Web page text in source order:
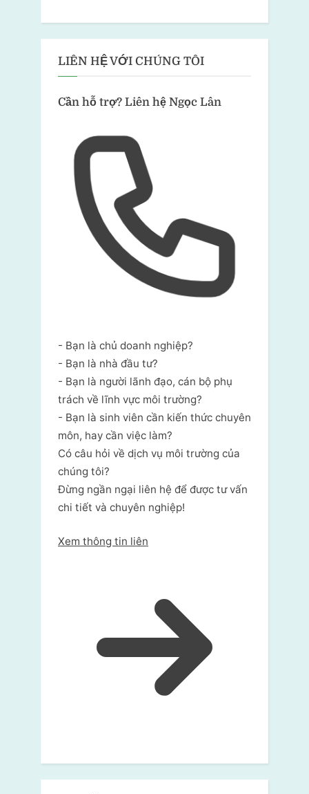
LIÊN HỆ VỚI CHÚNG TÔI
Cần hỗ trợ? Liên hệ Ngọc Lân
- Bạn là chủ doanh nghiệp?
- Bạn là nhà đầu tư?
- Bạn là người lãnh đạo, cán bộ phụ
trách về lĩnh vực môi trường?
- Bạn là sinh viên cần kiến thức chuyên
môn, hay cần việc làm?
Có câu hỏi về dịch vụ môi trường của
chúng tôi?
Đừng ngần ngại liên hệ để được tư vấn
chi tiết và chuyên nghiệp!
Xem thông tin liên